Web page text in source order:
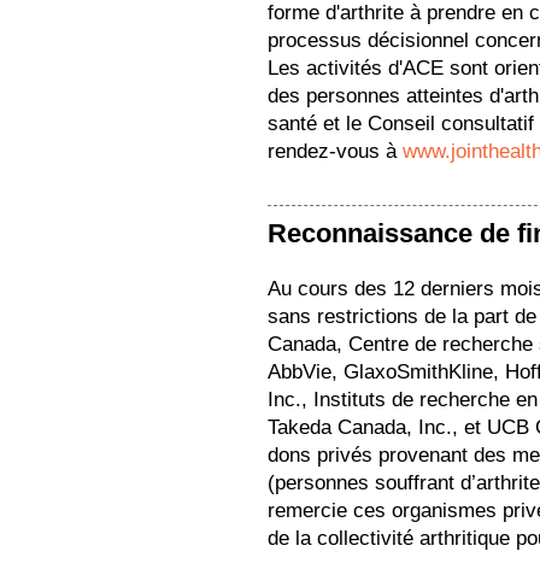
forme d'arthrite à prendre en
processus décisionnel
Les activités d'ACE sont
des personnes atteintes
santé et le Conseil
rendez-vous à
Reconnaissance de
Au cours des 12 derniers
sans restrictions de la part
Canada, Centre de
AbbVie, GlaxoSmithKline,
Inc., Instituts de recherche
Takeda Canada, Inc., et UCB
dons privés provenant des
(personnes souffrant
remercie ces organismes
de la collectivité arthritique